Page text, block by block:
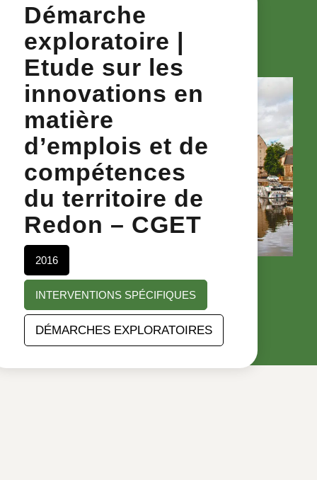
Démarche
exploratoire |
Etude sur les
innovations en
matière
d’emplois et de
compétences
du territoire de
Redon – CGET
2016
INTERVENTIONS SPÉCIFIQUES
DÉMARCHES EXPLORATOIRES